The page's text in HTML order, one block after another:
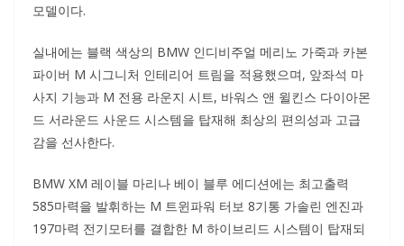
모델이다.
실내에는 블랙 색상의 BMW 인디비주얼 메리노 가죽과 카본
파이버 M 시그니처 인테리어 트림을 적용했으며, 앞좌석 마
사지 기능과 M 전용 라운지 시트, 바워스 앤 윌킨스 다이아몬
드 서라운드 사운드 시스템을 탑재해 최상의 편의성과 고급
감을 선사한다.
BMW XM 레이블 마리나 베이 블루 에디션에는 최고출력
585마력을 발휘하는 M 트윈파워 터보 8기통 가솔린 엔진과
197마력 전기모터를 결합한 M 하이브리드 시스템이 탑재되